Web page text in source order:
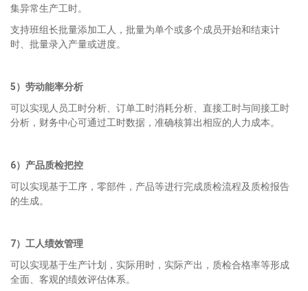
集异常生产工时。
支持班组长批量添加工人，批量为单个或多个成员开始和结束计
时、批量录入产量或进度。
5）劳动能率分析
可以实现人员工时分析、订单工时消耗分析、直接工时与间接工时
分析，财务中心可通过工时数据，准确核算出相应的人力成本。
6）产品质检把控
可以实现基于工序，零部件，产品等进行完成质检流程及质检报告
的生成。
7）工人绩效管理
可以实现基于生产计划，实际用时，实际产出，质检合格率等形成
全面、客观的绩效评估体系。